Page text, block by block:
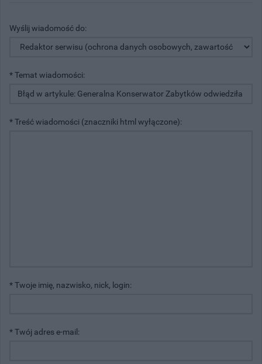
Wyślij wiadomość do:
* Temat wiadomości:
* Treść wiadomości (znaczniki html wyłączone):
* Twoje imię, nazwisko, nick, login:
* Twój adres e-mail: